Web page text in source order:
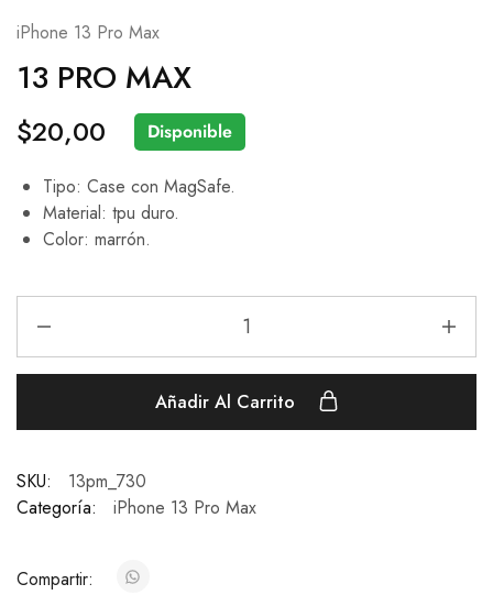
iPhone 13 Pro Max
13 PRO MAX
$20,00 Disponible
Tipo: Case con MagSafe.
Material: tpu duro.
Color: marrón.
Añadir Al Carrito
SKU:
13pm_730
Categoría:
iPhone 13 Pro Max
Compartir: